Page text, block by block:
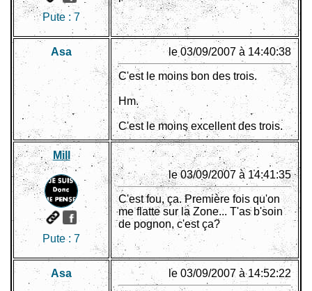
Pute :7
Asa le 03/09/2007 à 14:40:38
C'est le moins bon des trois.
Hm.
C'est le moins excellent des trois.
Mill
Pute : 7
le 03/09/2007 à 14:41:35
C'est fou, ça. Première fois qu'on
me flatte sur la Zone... T'as b'soin
de pognon, c'est ça?
Asa le 03/09/2007 à 14:52:22